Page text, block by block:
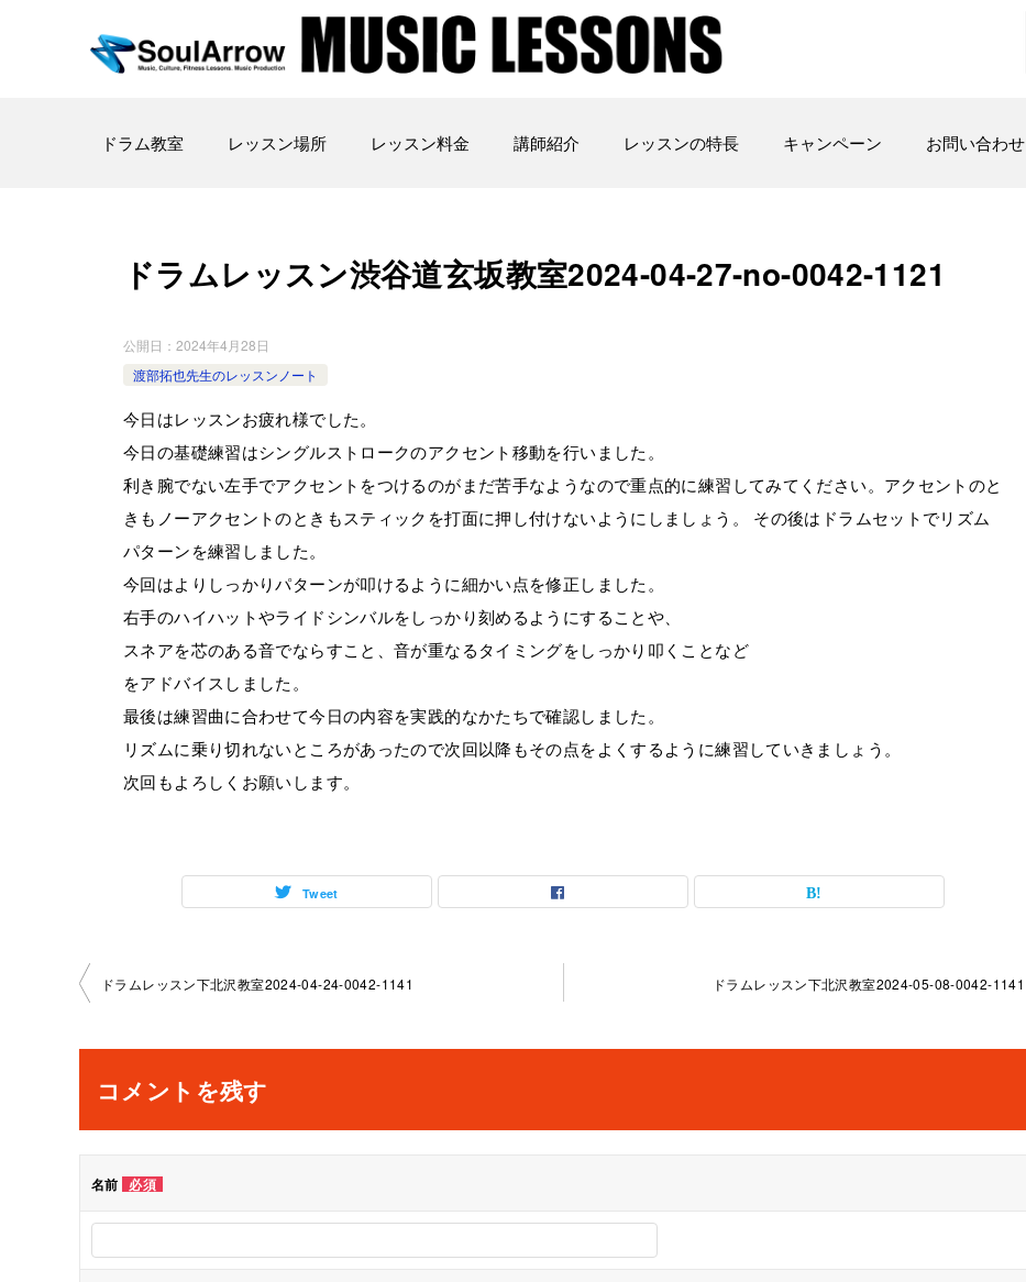
ドラム教室 レッスン場所 レッスン料金 講師紹介 レッスンの特長 キャンペーン お問い合わせ
ドラムレッスン渋谷道玄坂教室2024-04-27-no-0042-1121
公開日： 2024年4月28日
渡部拓也先生のレッスンノート
今日はレッスンお疲れ様でした。
今日の基礎練習はシングルストロークのアクセント移動を行いました。
利き腕でない左手でアクセントをつけるのがまだ苦手なようなので重点的に練習してみてください。アクセントのと
きもノーアクセントのときもスティックを打面に押し付けないようにしましょう。 その後はドラムセットでリズム
パターンを練習しました。
今回はよりしっかりパターンが叩けるように細かい点を修正しました。
右手のハイハットやライドシンバルをしっかり刻めるようにすることや、
スネアを芯のある音でならすこと、音が重なるタイミングをしっかり叩くことなど
をアドバイスしました。
最後は練習曲に合わせて今日の内容を実践的なかたちで確認しました。
リズムに乗り切れないところがあったので次回以降もその点をよくするように練習していきましょう。
次回もよろしくお願いします。
Tweet
投
ナ
ビ
ゲ
ー
シ
ドラムレッスン下北沢教室2024-04-24-0042-1141 ドラムレッスン下北沢教室2024-05-08-0042-1141
コメントを残す
名前 必須